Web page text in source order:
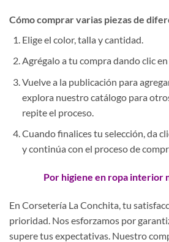
Cómo comprar varias piezas de
Elige el color, talla y cantidad.
Agrégalo a tu compra dando clic en
Vuelve a la publicación para
explora nuestro catálogo para
repite el proceso.
Cuando finalices tu selección, da
y continúa con el proceso de
Por higiene en ropa interior
En Corsetería La Conchita, tu
prioridad. Nos esforzamos por
supere tus expectativas. Nuestro